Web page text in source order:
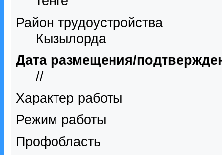
Район трудоустройства
Кызылорда
Дата размещения/
//
Характер работы
Режим работы
Профобласть